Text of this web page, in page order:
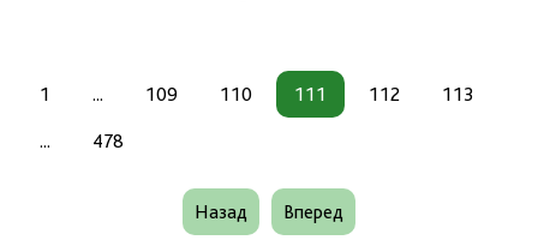
1 ... 109 110 111 112 113
... 478
Назад Вперед